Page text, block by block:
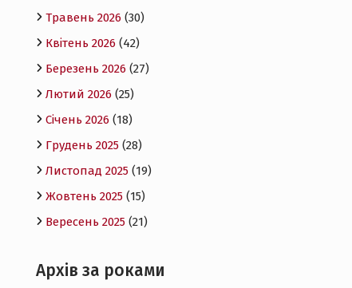
Травень 2026 (30)
Квітень 2026 (42)
Березень 2026 (27)
Лютий 2026 (25)
Січень 2026 (18)
Грудень 2025 (28)
Листопад 2025 (19)
Жовтень 2025 (15)
Вересень 2025 (21)
Архів за роками